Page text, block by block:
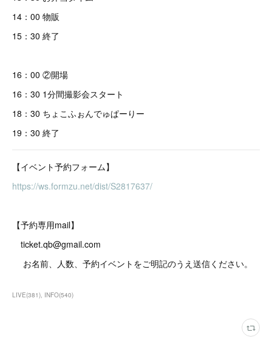
14：00 物販
15：30 終了
16：00 ②開場
16：30 1分間撮影会スタート
18：30 ちょこふぉんでゅぱーりー
19：30 終了
【イベント予約フォーム】
https://ws.formzu.net/dist/S2817637/
【予約専用mail】
ticket.qb@gmail.com
お名前、人数、予約イベントをご明記のうえ送信ください。
LIVE(381) INFO(540)